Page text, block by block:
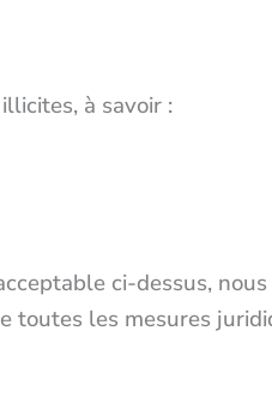
à savoir :
ci-dessus,
toutes les mesures